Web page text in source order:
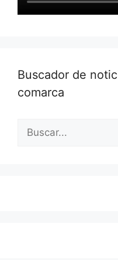
Buscador de
comarca